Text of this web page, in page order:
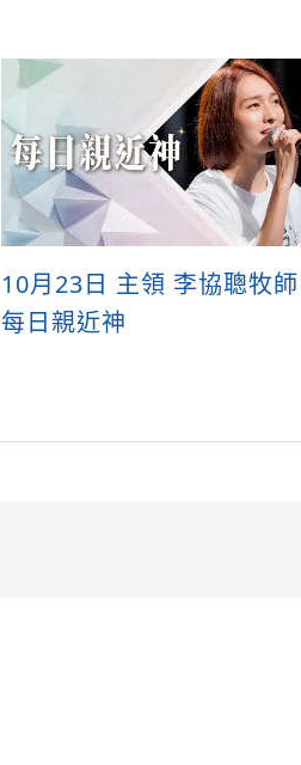
10月23日 主領 李協聰牧師│
每日親近神